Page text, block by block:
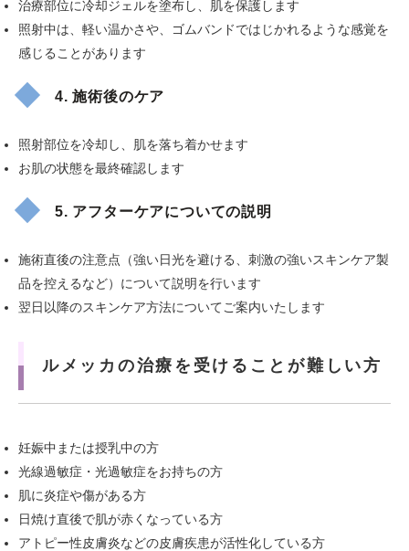
治療部位に冷却ジェルを塗布し、肌を保護します
照射中は、軽い温かさや、ゴムバンドではじかれるような感覚を
感じることがあります
4. 施術後のケア
照射部位を冷却し、肌を落ち着かせます
お肌の状態を最終確認します
5. アフターケアについての説明
施術直後の注意点（強い日光を避ける、刺激の強いスキンケア製
品を控えるなど）について説明を行います
翌日以降のスキンケア方法についてご案内いたします
ルメッカの治療を受けることが難しい方
妊娠中または授乳中の方
光線過敏症・光過敏症をお持ちの方
肌に炎症や傷がある方
日焼け直後で肌が赤くなっている方
アトピー性皮膚炎などの皮膚疾患が活性化している方